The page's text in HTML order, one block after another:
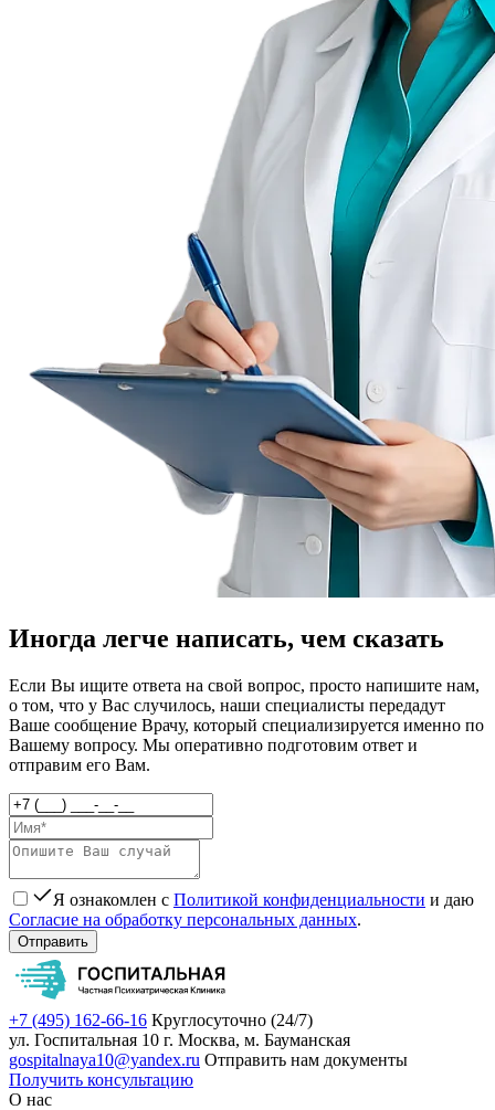
Иногда легче написать, чем сказать
Если Вы ищите ответа на свой вопрос, просто напишите нам,
о том, что у Вас случилось, наши специалисты передадут
Ваше сообщение Врачу, который специализируется именно по
Вашему вопросу. Мы оперативно подготовим ответ и
отправим его Вам.
Я ознакомлен с Политикой конфиденциальности и даю
Согласие на обработку персональных данных.
Отправить
+7 (495) 162-66-16 Круглосуточно (24/7)
ул. Госпитальная 10 г. Москва, м. Бауманская
gospitalnaya10@yandex.ru Отправить нам документы
Получить консультацию
О нас